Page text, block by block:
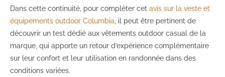
Dans cette continuité, pour compléter cet avis sur la veste et
équipements outdoor Columbia, il peut être pertinent de
découvrir un test dédié aux vêtements outdoor casual de la
marque, qui apporte un retour d’expérience complémentaire
sur leur confort et leur utilisation en randonnée dans des
conditions variées.